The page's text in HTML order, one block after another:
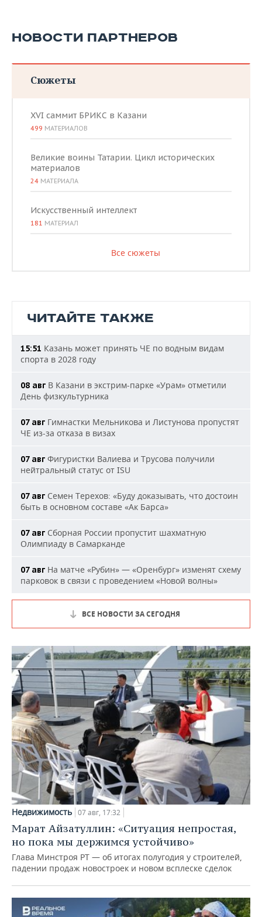
НОВОСТИ ПАРТНЕРОВ
Сюжеты
XVI саммит БРИКС в Казани
499 МАТЕРИАЛОВ
Великие воины Татарии. Цикл исторических
материалов
24 МАТЕРИАЛА
Искусственный интеллект
181 МАТЕРИАЛ
Все сюжеты
ЧИТАЙТЕ ТАКЖЕ
15:51 Казань может принять ЧЕ по водным видам
спорта в 2028 году
08 авг В Казани в экстрим-парке «Урам» отметили
День физкультурника
07 авг Гимнастки Мельникова и Листунова пропустят
ЧЕ из-за отказа в визах
07 авг Фигуристки Валиева и Трусова получили
нейтральный статус от ISU
07 авг Семен Терехов: «Буду доказывать, что достоин
быть в основном составе «Ак Барса»
07 авг Сборная России пропустит шахматную
Олимпиаду в Самарканде
07 авг На матче «Рубин» — «Оренбург» изменят схему
парковок в связи с проведением «Новой волны»
ВСЕ НОВОСТИ ЗА СЕГОДНЯ
Недвижимость 07 авг, 17:32
Марат Айзатуллин: «Ситуация непростая,
но пока мы держимся устойчиво»
Глава Минстроя РТ — об итогах полугодия у строителей,
падении продаж новостроек и новом всплеске сделок